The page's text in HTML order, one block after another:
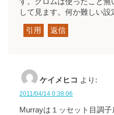
して見ます。何か難しい設
引用 返信
ケイメヒコ より:
2011/04/14 0:38:06
Murrayは１ッセット目調